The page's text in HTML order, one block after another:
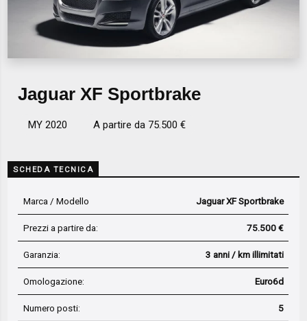
Jaguar XF Sportbrake
MY 2020 A partire da 75.500 €
SCHEDA TECNICA
Marca / Modello Jaguar XF Sportbrake
Prezzi a partire da: 75.500 €
Garanzia: 3 anni / km illimitati
Omologazione: Euro6d
Numero posti: 5